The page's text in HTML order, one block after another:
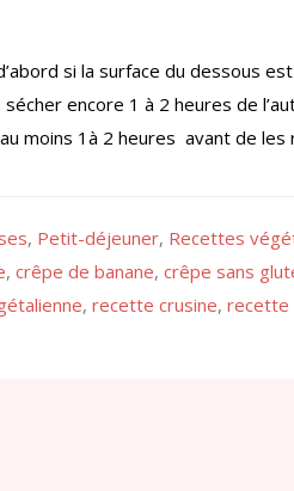
si la surface du dessous est
encore 1 à 2 heures de
moins 1à 2 heures avant de les
, Petit-déjeuner, Recettes
, crêpe de banane, crêpe sans
, recette crusine, recette